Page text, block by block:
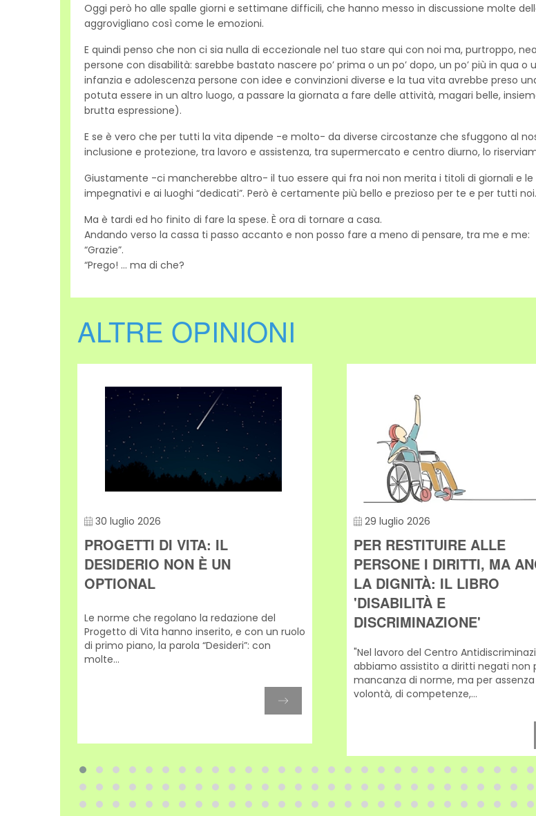
Oggi però ho alle spalle giorni e settimane difficili, che hanno messo in discussione molte
aggrovigliano così come le emozioni.
E quindi penso che non ci sia nulla di eccezionale nel tuo stare qui con noi ma, purtroppo,
persone con disabilità: sarebbe bastato nascere po’ prima o un po’ dopo, un po’ più in qua
infanzia e adolescenza persone con idee e convinzioni diverse e la tua vita avrebbe preso
potuta essere in un altro luogo, a passare la giornata a fare delle attività, magari belle,
brutta espressione).
E se è vero che per tutti la vita dipende -e molto- da diverse circostanze che sfuggono al
inclusione e protezione, tra lavoro e assistenza, tra supermercato e centro diurno, lo
Giustamente -ci mancherebbe altro- il tuo essere qui fra noi non merita i titoli di giornali e
impegnativi e ai luoghi “dedicati”. Però è certamente più bello e prezioso per te e per tutti noi.
Ma è tardi ed ho finito di fare la spese. È ora di tornare a casa.
Andando verso la cassa ti passo accanto e non posso fare a meno di pensare, tra me e me:
“Grazie”.
“Prego! … ma di che?
ALTRE OPINIONI
30 luglio 2026
PROGETTI DI VITA: IL
DESIDERIO NON È UN
OPTIONAL
Le norme che regolano la redazione del
Progetto di Vita hanno inserito, e con un ruolo
di primo piano, la parola “Desideri”: con
molte...
29 luglio 2026
PER RESTITUIRE ALLE
PERSONE I DIRITTI, MA
LA DIGNITÀ: IL LIBRO
'DISABILITÀ E
DISCRIMINAZIONE'
"Nel lavoro del Centro
abbiamo assistito a diritti negati non
mancanza di norme, ma per assenza
volontà, di competenze,...